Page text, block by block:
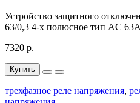
Устройство защитного
63/0,3 4-х полюсное тип AC
7320 р.
Купить
трехфазное реле напряжения,